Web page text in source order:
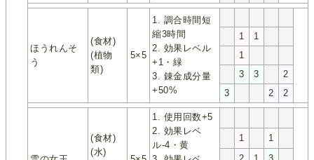
ほうれんそ
う
(食材)
(植物
類)
5×5
1. 調合時間短
縮3時間
2. 効果レベル
+1・緑
3. 錬金成分量
+50%
1
1
1
3
3
2
3
2 2
(食材)
(水)
1. 使用回数+5
2. 効果レベ
ル-4・黄
1
1